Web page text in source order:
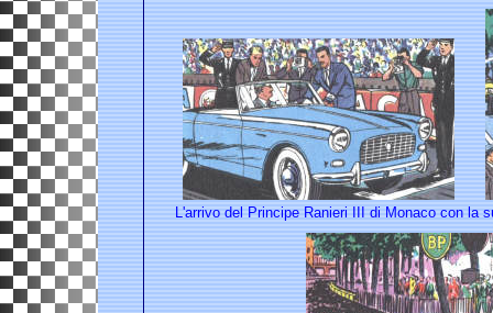
L'arrivo del Principe Ranieri III di Monaco con la